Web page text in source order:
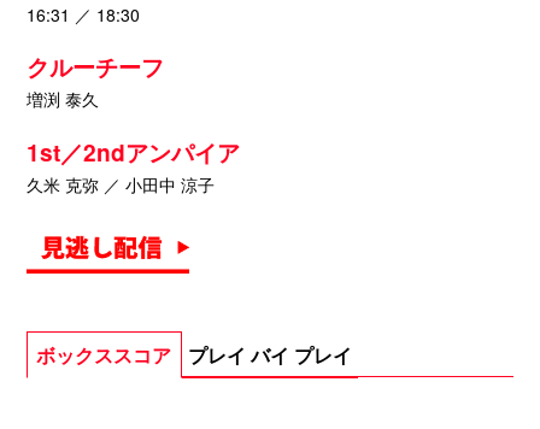
16:31 ／ 18:30
クルーチーフ
増渕 泰久
1st／2ndアンパイア
久米 克弥 ／ 小田中 涼子
ボックススコア プレイ バイ プレイ